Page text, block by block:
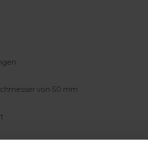
von 50 mm